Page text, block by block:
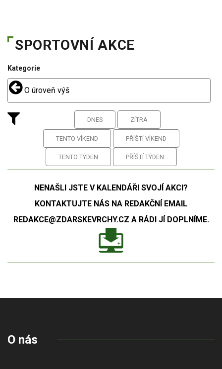
SPORTOVNÍ AKCE
Kategorie
O úroveň výš
DNES ZÍTRA
TENTO VÍKEND PŘÍŠTÍ VÍKEND
TENTO TÝDEN PŘÍŠTÍ TÝDEN
NENAŠLI JSTE V KALENDÁŘI SVOJÍ AKCI?
KONTAKTUJTE NÁS NA REDAKČNÍ EMAIL
REDAKCE@ZDARSKEVRCHY.CZ A RÁDI JÍ DOPLNÍME.
O nás